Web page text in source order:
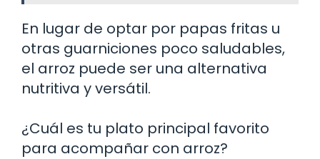
En lugar de optar por papas fritas u
otras guarniciones poco saludables,
el arroz puede ser una alternativa
nutritiva y versátil.
¿Cuál es tu plato principal favorito
para acompañar con arroz?